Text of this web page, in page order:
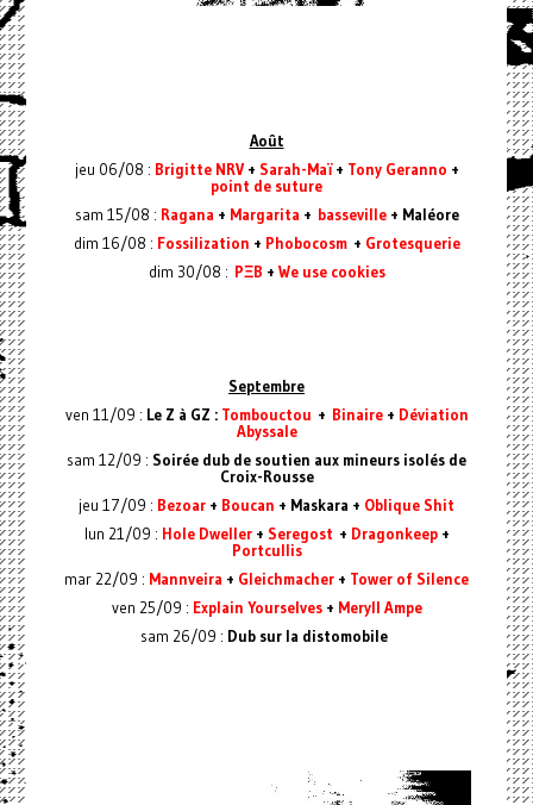
Août
jeu 06/08 : Brigitte NRV+ Sarah-Maï+ Tony Geranno +
point de suture
sam 15/08 : Ragana + Margarita + basseville+ Maléore
dim 16/08 : Fossilization + Phobocosm+ Grotesquerie
dim 30/08 : PΞB + We use cookies
Septembre
ven 11/09 : Le Z à GZ : Tombouctou + Binaire+ Déviation
Abyssale
sam 12/09 : Soirée dub de soutien aux mineurs isolés de
Croix-Rousse
jeu 17/09 : Bezoar + Boucan + Maskara + Oblique Shit
lun 21/09 : Hole Dweller+ Seregost + Dragonkeep+
Portcullis
mar 22/09 : Mannveira + Gleichmacher + Tower of Silence
ven 25/09 : Explain Yourselves+ Meryll Ampe
sam 26/09 : Dub sur la distomobile